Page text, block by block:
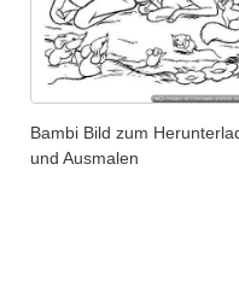
Bambi Bild zum
und Ausmalen